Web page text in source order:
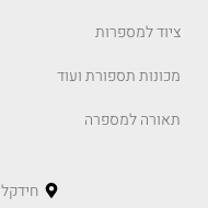
ציוד למספרות
מכונות תספורת ועוד
תאורה למספרה
חידקל 9 איזור התעשיה יבנה